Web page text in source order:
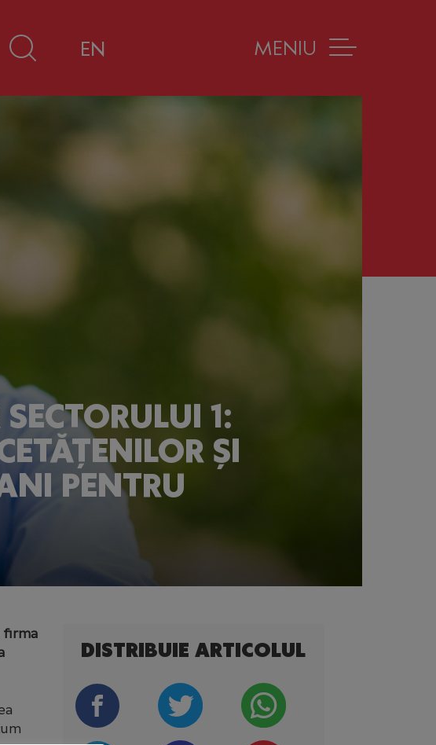
EN MENIU
1:
ȘI
PENTRU
firma
DISTRIBUIE ARTICOLUL